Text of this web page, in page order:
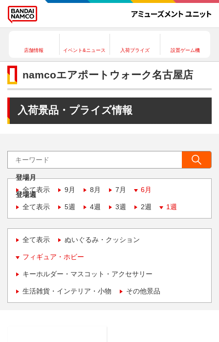
店舗情報 イベント&ニュース 入荷プライズ 設置ゲーム機
namcoエアポートウォーク名古屋店
入荷景品・プライズ情報
登場月
全て表示
9月 8月 7月 6月
登場週
全て表示
5週 4週 3週 2週 1週
全て表示 ぬいぐるみ・クッション
フィギュア・ホビー
キーホルダー・マスコット・アクセサリー
生活雑貨・インテリア・小物 その他景品